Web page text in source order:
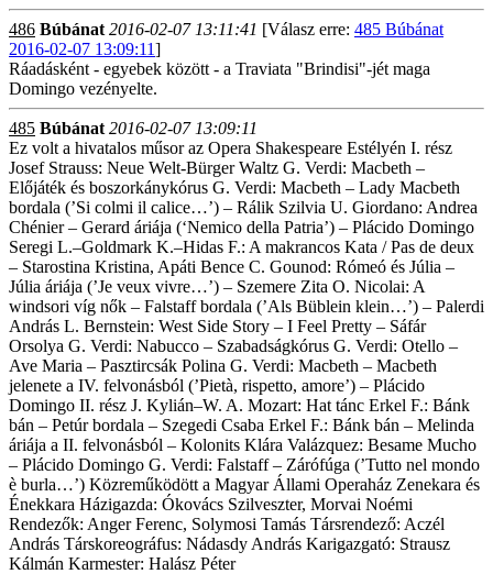
486 Búbánat 2016-02-07 13:11:41 [Válasz erre: 485 Búbánat
2016-02-07 13:09:11]
Ráadásként - egyebek között - a Traviata "Brindisi"-jét maga
Domingo vezényelte.
485 Búbánat 2016-02-07 13:09:11
Ez volt a hivatalos műsor az Opera Shakespeare Estélyén I. rész
Josef Strauss: Neue Welt-Bürger Waltz G. Verdi: Macbeth –
Előjáték és boszorkánykórus G. Verdi: Macbeth – Lady Macbeth
bordala (’Si colmi il calice…’) – Rálik Szilvia U. Giordano: Andrea
Chénier – Gerard áriája (‘Nemico della Patria’) – Plácido Domingo
Seregi L.–Goldmark K.–Hidas F.: A makrancos Kata / Pas de deux
– Starostina Kristina, Apáti Bence C. Gounod: Rómeó és Júlia –
Júlia áriája (’Je veux vivre…’) – Szemere Zita O. Nicolai: A
windsori víg nők – Falstaff bordala (’Als Büblein klein…’) – Palerdi
András L. Bernstein: West Side Story – I Feel Pretty – Sáfár
Orsolya G. Verdi: Nabucco – Szabadságkórus G. Verdi: Otello –
Ave Maria – Pasztircsák Polina G. Verdi: Macbeth – Macbeth
jelenete a IV. felvonásból (’Pietà, rispetto, amore’) – Plácido
Domingo II. rész J. Kylián–W. A. Mozart: Hat tánc Erkel F.: Bánk
bán – Petúr bordala – Szegedi Csaba Erkel F.: Bánk bán – Melinda
áriája a II. felvonásból – Kolonits Klára Valázquez: Besame Mucho
– Plácido Domingo G. Verdi: Falstaff – Zárófúga (’Tutto nel mondo
è burla…’) Közreműködött a Magyar Állami Operaház Zenekara és
Énekkara Házigazda: Ókovács Szilveszter, Morvai Noémi
Rendezők: Anger Ferenc, Solymosi Tamás Társrendező: Aczél
András Társkoreográfus: Nádasdy András Karigazgató: Strausz
Kálmán Karmester: Halász Péter